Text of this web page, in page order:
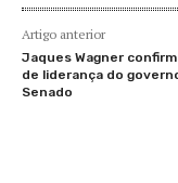
Artigo anterior
Jaques Wagner
de liderança do
Senado